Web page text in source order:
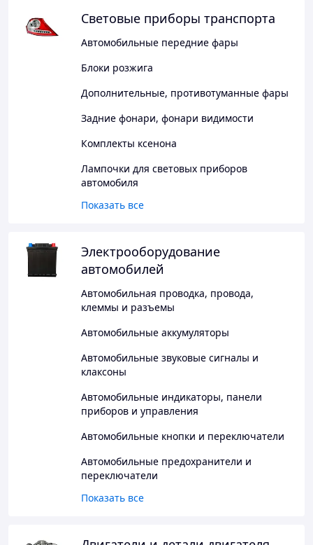
Световые приборы транспорта
Автомобильные передние фары
Блоки розжига
Дополнительные, противотуманные фары
Задние фонари, фонари видимости
Комплекты ксенона
Лампочки для световых приборов
автомобиля
Показать все
Электрооборудование
автомобилей
Автомобильная проводка, провода,
клеммы и разъемы
Автомобильные аккумуляторы
Автомобильные звуковые сигналы и
клаксоны
Автомобильные индикаторы, панели
приборов и управления
Автомобильные кнопки и переключатели
Автомобильные предохранители и
переключатели
Показать все